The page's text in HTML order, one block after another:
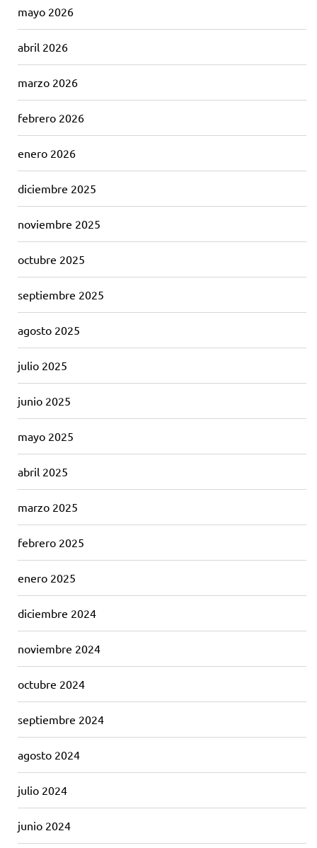
mayo 2026
abril 2026
marzo 2026
febrero 2026
enero 2026
diciembre 2025
noviembre 2025
octubre 2025
septiembre 2025
agosto 2025
julio 2025
junio 2025
mayo 2025
abril 2025
marzo 2025
febrero 2025
enero 2025
diciembre 2024
noviembre 2024
octubre 2024
septiembre 2024
agosto 2024
julio 2024
junio 2024